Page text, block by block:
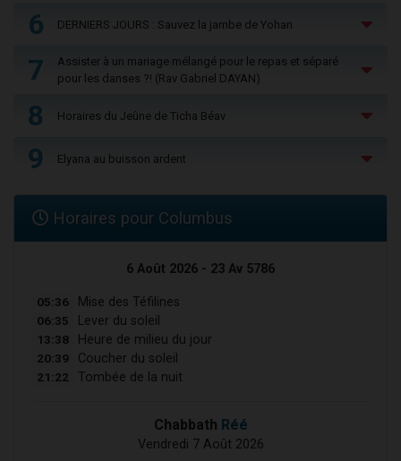
6 DERNIERS JOURS : Sauvez la jambe de Yohan
7
Assister à un mariage mélangé pour le repas et séparé
pour les danses ?! (Rav Gabriel DAYAN)
8 Horaires du Jeûne de Ticha Béav
9 Elyana au buisson ardent
Horaires pour Columbus
6 Août 2026 - 23 Av 5786
05:36 Mise des Téfilines
06:35 Lever du soleil
13:38 Heure de milieu du jour
20:39 Coucher du soleil
21:22 Tombée de la nuit
Chabbath Réé
Vendredi 7 Août 2026